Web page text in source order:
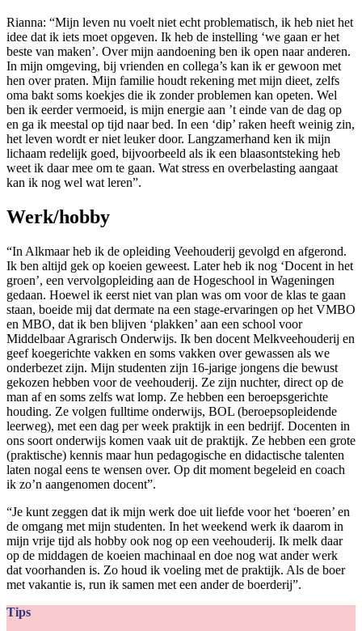
Rianna: “Mijn leven nu voelt niet echt problematisch, ik heb niet het
idee dat ik iets moet opgeven. Ik heb de instelling ‘we gaan er het
beste van maken’. Over mijn aandoening ben ik open naar anderen.
In mijn omgeving, bij vrienden en collega’s kan ik er gewoon met
hen over praten. Mijn familie houdt rekening met mijn dieet, zelfs
oma bakt soms koekjes die ik zonder problemen kan opeten. Wel
ben ik eerder vermoeid, is mijn energie aan ’t einde van de dag op
en ga ik meestal op tijd naar bed. In een ‘dip’ raken heeft weinig zin,
het leven wordt er niet leuker door. Langzamerhand ken ik mijn
lichaam redelijk goed, bijvoorbeeld als ik een blaasontsteking heb
weet ik daar mee om te gaan. Wat stress en overbelasting aangaat
kan ik nog wel wat leren”.
Werk/hobby
“In Alkmaar heb ik de opleiding Veehouderij gevolgd en afgerond.
Ik ben altijd gek op koeien geweest. Later heb ik nog ‘Docent in het
groen’, een vervolgopleiding aan de Hogeschool in Wageningen
gedaan. Hoewel ik eerst niet van plan was om voor de klas te gaan
staan, boeide mij dat dermate na een stage-ervaringen op het VMBO
en MBO, dat ik ben blijven ‘plakken’ aan een school voor
Middelbaar Agrarisch Onderwijs. Ik ben docent Melkveehouderij en
geef koegerichte vakken en soms vakken over gewassen als we
onderbezet zijn. Mijn studenten zijn 16-jarige jongens die bewust
gekozen hebben voor de veehouderij. Ze zijn nuchter, direct op de
man af en soms zelfs wat lomp. Ze hebben een beroepsgerichte
houding. Ze volgen fulltime onderwijs, BOL (beroepsopleidende
leerweg), met een dag per week praktijk in een bedrijf. Docenten in
ons soort onderwijs komen vaak uit de praktijk. Ze hebben een grote
(praktische) kennis maar hun pedagogische en didactische talenten
laten nogal eens te wensen over. Op dit moment begeleid en coach
ik zo’n aangenomen docent”.
“Je kunt zeggen dat ik mijn werk doe uit liefde voor het ‘boeren’ en
de omgang met mijn studenten. In het weekend werk ik daarom in
mijn vrije tijd als hobby ook nog op een veehouderij. Ik melk daar
op de middagen de koeien machinaal en doe nog wat ander werk
dat voorhanden is. Zo houd ik voeling met de praktijk. Als de boer
met vakantie is, run ik samen met een ander de boerderij”.
Tips